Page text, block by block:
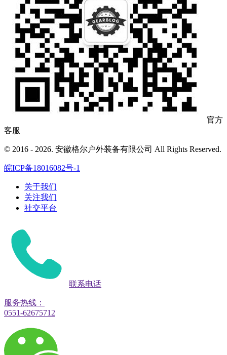
官方
客服
© 2016 - 2026. 安徽格尔户外装备有限公司 All Rights Reserved.
皖ICP备18016082号-1
关于我们
关注我们
社交平台
联系电话
服务热线：
0551-62675712